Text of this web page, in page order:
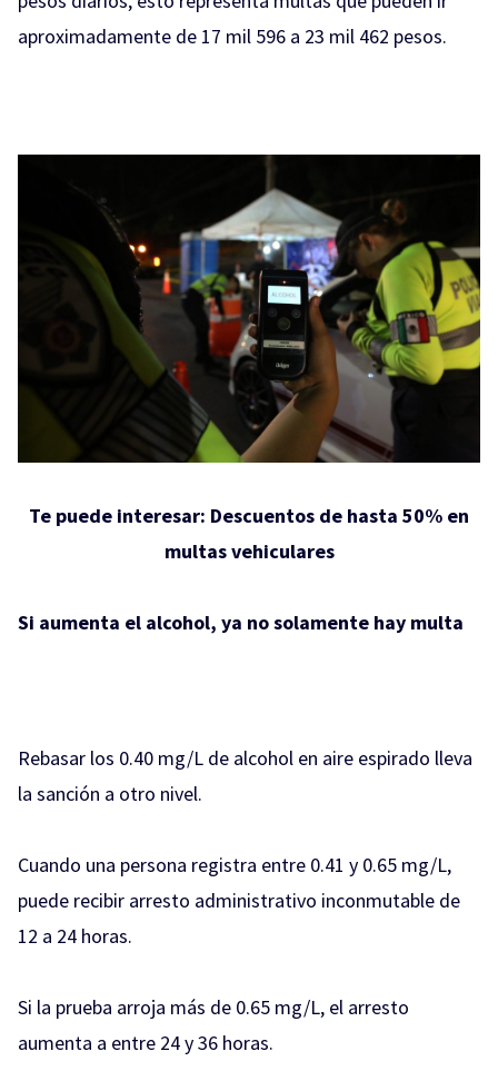
aproximadamente de 17 mil 596 a 23 mil 462 pesos.
Te puede interesar: Descuentos de hasta 50% en
multas vehiculares
Si aumenta el alcohol, ya no solamente hay multa
Rebasar los 0.40 mg/L de alcohol en aire espirado lleva
la sanción a otro nivel.
Cuando una persona registra entre 0.41 y 0.65 mg/L,
puede recibir arresto administrativo inconmutable de
12 a 24 horas.
Si la prueba arroja más de 0.65 mg/L, el arresto
aumenta a entre 24 y 36 horas.